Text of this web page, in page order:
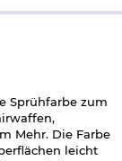
Sprühfarbe zum
Mehr. Die Farbe
leicht